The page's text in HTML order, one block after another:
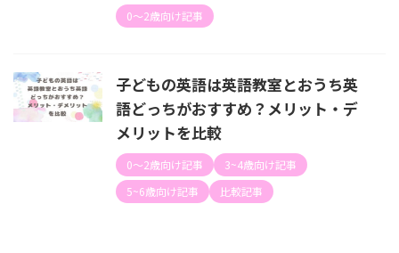
0〜2歳向け記事
子どもの英語は英語教室とおうち英
語どっちがおすすめ？メリット・デ
メリットを比較
0〜2歳向け記事
3~4歳向け記事
5~6歳向け記事
比較記事